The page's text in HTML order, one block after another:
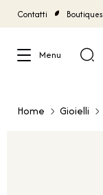
Contatti Boutiques
Menu
Home Gioielli